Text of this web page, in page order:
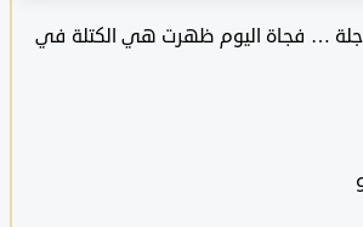
فجاة اليوم ظهرت هي الكتلة في